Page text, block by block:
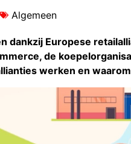
Algemeen
dankzij Europese
de
werken en